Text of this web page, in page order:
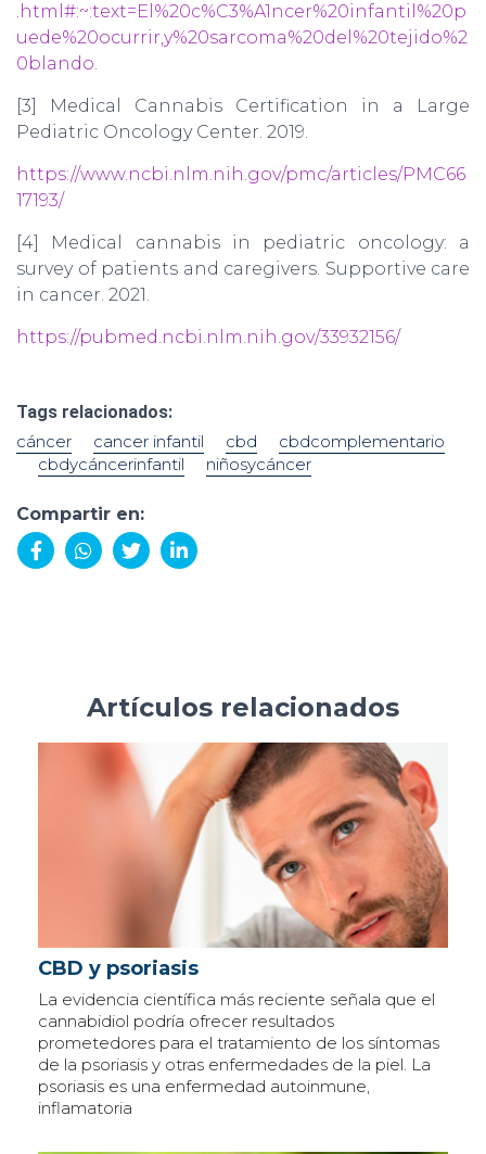
.html#:~:text=El%20c%C3%A1ncer%20infantil%20p
uede%20ocurrir,y%20sarcoma%20del%20tejido%2
0blando.
[3] Medical Cannabis Certification in a Large
Pediatric Oncology Center. 2019.
https://www.ncbi.nlm.nih.gov/pmc/articles/PMC66
17193/
[4] Medical cannabis in pediatric oncology: a
survey of patients and caregivers. Supportive care
in cancer. 2021.
https://pubmed.ncbi.nlm.nih.gov/33932156/
cáncer cancer infantil cbd
cbdcomplementario
cbdycáncerinfantil
niñosycáncer
Compartir en:
CompartirCompartir
CompartirCompartir
Artículos relacionados
CBD y psoriasis
La evidencia científica más reciente señala que el
cannabidiol podría ofrecer resultados
prometedores para el tratamiento de los síntomas
de la psoriasis y otras enfermedades de la piel. La
psoriasis es una enfermedad autoinmune,
inflamatoria